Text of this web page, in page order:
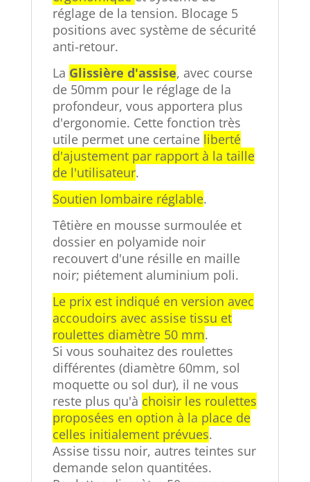
réglage de la tension. Blocage 5
positions avec système de sécurité
anti-retour.
La Glissière d'assise, avec course
de 50mm pour le réglage de la
profondeur, vous apportera plus
d'ergonomie. Cette fonction très
utile permet une certaine liberté
d'ajustement par rapport à la taille
de l'utilisateur.
Soutien lombaire réglable.
Têtière en mousse surmoulée et
dossier en polyamide noir
recouvert d'une résille en maille
noir; piétement aluminium poli.
Le prix est indiqué en version avec
accoudoirs avec assise tissu et
roulettes diamètre 50 mm.
Si vous souhaitez des roulettes
différentes (diamètre 60mm, sol
moquette ou sol dur), il ne vous
reste plus qu'à choisir les roulettes
proposées en option à la place de
celles initialement prévues.
Assise tissu noir, autres teintes sur
demande selon quantitées.